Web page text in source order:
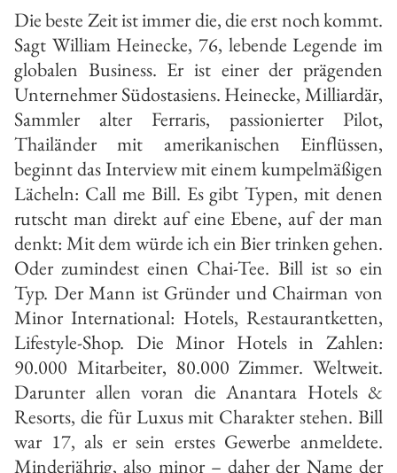
Die beste Zeit ist immer die, die erst noch kommt.
Sagt William Heinecke, 76, lebende Legende im
globalen Business. Er ist einer der prägenden
Unternehmer Südostasiens. Heinecke, Milliardär,
Sammler alter Ferraris, passionierter Pilot,
Thailänder mit amerikanischen Einflüssen,
beginnt das Interview mit einem kumpelmäßigen
Lächeln: Call me Bill. Es gibt Typen, mit denen
rutscht man direkt auf eine Ebene, auf der man
denkt: Mit dem würde ich ein Bier trinken gehen.
Oder zumindest einen Chai-Tee. Bill ist so ein
Typ. Der Mann ist Gründer und Chairman von
Minor International: Hotels, Restaurantketten,
Lifestyle-Shop. Die Minor Hotels in Zahlen:
90.000 Mitarbeiter, 80.000 Zimmer. Weltweit.
Darunter allen voran die Anantara Hotels &
Resorts, die für Luxus mit Charakter stehen. Bill
war 17, als er sein erstes Gewerbe anmeldete.
Minderjährig, also minor – daher der Name der